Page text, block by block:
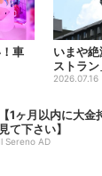
車
いまや
ストラ
一、57
2026.07.16
【1ヶ月以内に大
見て下さい】
Il Sereno AD